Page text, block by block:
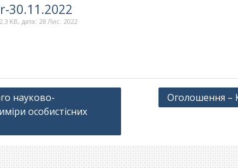
30.11.2022
KB, дата: 28 Лис. 2022
науково-
особистісних
Оголошення –